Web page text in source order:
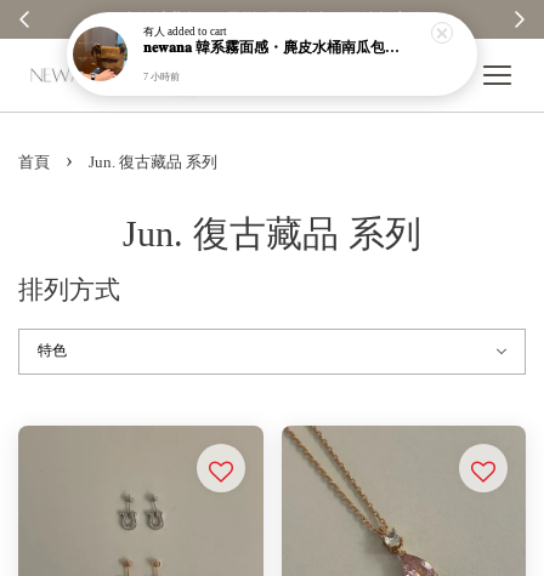
饋金｜回饋無上限 ✨ 【分享購物評價💬】贈$30元購
首頁 › Jun. 復古藏品 系列
Jun. 復古藏品 系列
排列方式
有人 added to cart
𝐧𝐞𝐰𝐚𝐧𝐚 韓系霧面感・麂皮水桶南瓜包｜通勤日常包｜高級皮革｜現貨＋預購【nk62】
7 小時前